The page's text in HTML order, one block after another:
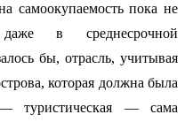
самоокупаемость пока не
даже в среднесрочной
бы, отрасль, учитывая
которая должна была
туристическая — сама